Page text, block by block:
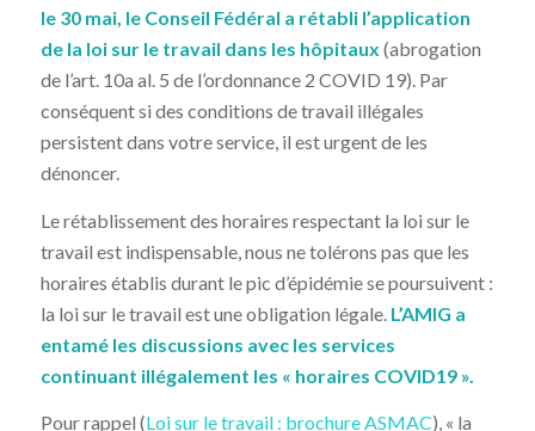
le 30 mai, le Conseil Fédéral a rétabli l’application
de la loi sur le travail dans les hôpitaux (abrogation
de l’art. 10a al. 5 de l’ordonnance 2 COVID 19). Par
conséquent si des conditions de travail illégales
persistent dans votre service, il est urgent de les
dénoncer.
Le rétablissement des horaires respectant la loi sur le
travail est indispensable, nous ne tolérons pas que les
horaires établis durant le pic d’épidémie se poursuivent :
la loi sur le travail est une obligation légale. L’AMIG a
entamé les discussions avec les services
continuant illégalement les « horaires COVID19 ».
Pour rappel (Loi sur le travail : brochure ASMAC), « la